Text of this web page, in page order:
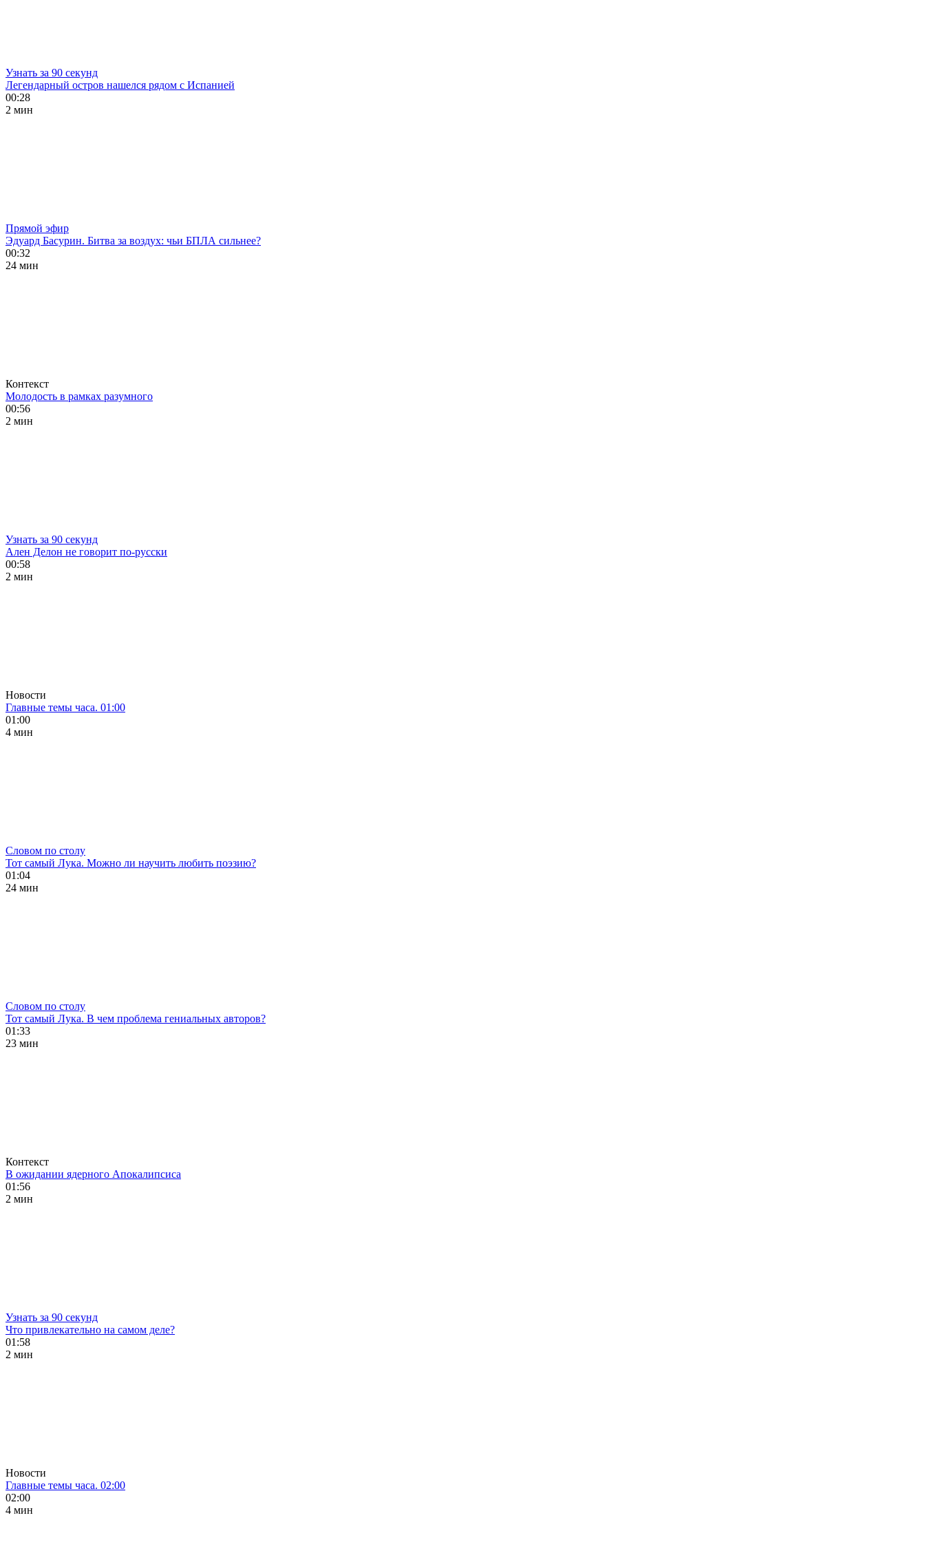
Узнать за 90 секунд
Легендарный остров нашелся рядом с Испанией
00:28
2 мин
Прямой эфир
Эдуард Басурин. Битва за воздух: чьи БПЛА сильнее?
00:32
24 мин
Контекст
Молодость в рамках разумного
00:56
2 мин
Узнать за 90 секунд
Ален Делон не говорит по-русски
00:58
2 мин
Новости
Главные темы часа. 01:00
01:00
4 мин
Словом по столу
Тот самый Лука. Можно ли научить любить поэзию?
01:04
24 мин
Словом по столу
Тот самый Лука. В чем проблема гениальных авторов?
01:33
23 мин
Контекст
В ожидании ядерного Апокалипсиса
01:56
2 мин
Узнать за 90 секунд
Что привлекательно на самом деле?
01:58
2 мин
Новости
Главные темы часа. 02:00
02:00
4 мин